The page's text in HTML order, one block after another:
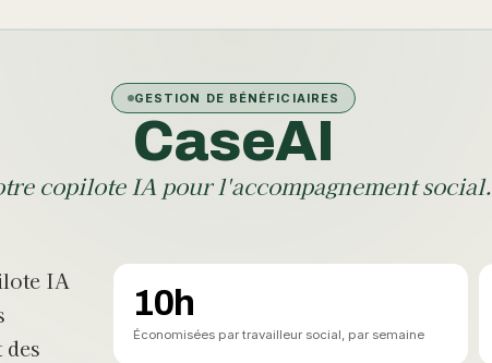
GESTION DE BÉNÉFICIAIRES
CaseAI
copilote IA pour l'accompagnement social.
IA
des
10h
Économisées par travailleur social, par semaine